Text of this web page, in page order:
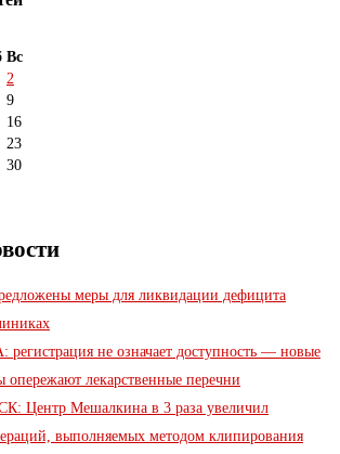
Вс
2
9
16
23
30
меры для ликвидации дефицита
не означает доступность — новые
опережают лекарственные перечни
Центр Мешалкина в 3 раза увеличил
выполняемых методом клипирования